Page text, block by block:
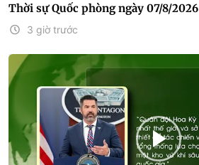
Thời sự Quốc phòng ngày 07/8/2026
3 giờ trước